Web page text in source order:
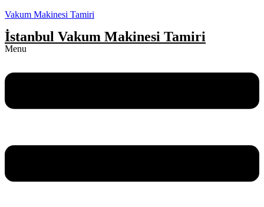
Vakum Makinesi Tamiri
İstanbul Vakum Makinesi Tamiri
Menu